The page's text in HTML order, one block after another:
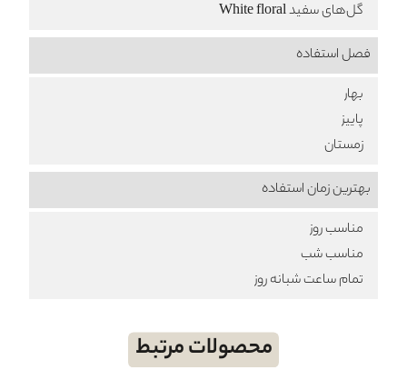
گل‌های سفید White floral
فصل استفاده
بهار
پاییز
زمستان
بهترین زمان استفاده
مناسب روز
مناسب شب
تمام ساعت شبانه روز
محصولات مرتبط